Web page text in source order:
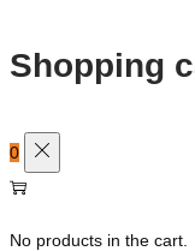
Shopping
0
No products in the cart.